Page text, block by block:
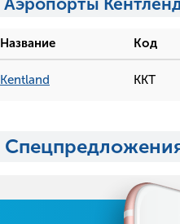
Название Код
Kentland KKT